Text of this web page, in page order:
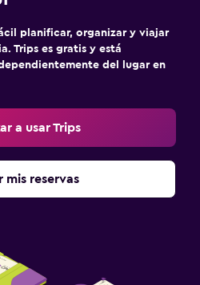
planificar, organizar y viajar
Trips es gratis y está
del lugar en
a usar Trips
mis reservas